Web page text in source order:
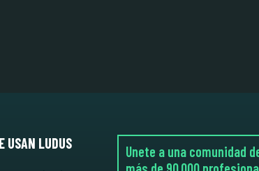
USAN LUDUS
Unete a una comunidad